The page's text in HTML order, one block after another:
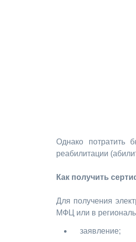
Однако потратить
реабилитации
Как получить
Для получения
МФЦ или в
заявление;